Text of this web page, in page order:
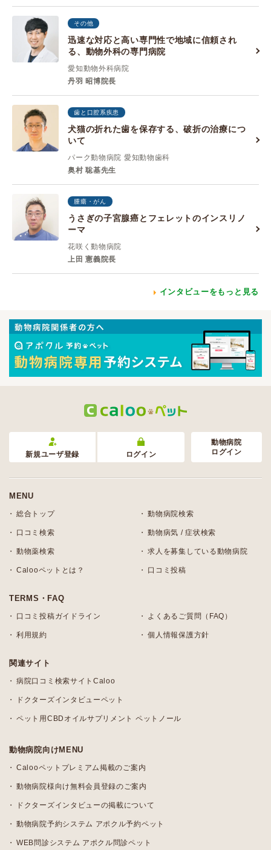
その他
迅速な対応と高い専門性で地域に信頼され
る、動物外科の専門病院
愛知動物外科病院
丹羽 昭博院長
歯と口腔系疾患
犬猫の折れた歯を保存する、破折の治療につ
いて
パーク動物病院 愛知動物歯科
奥村 聡基先生
腫瘍・がん
うさぎの子宮腺癌とフェレットのインスリノ
ーマ
花咲く動物病院
上田 憲義院長
インタビューをもっと見る
新規ユーザ登録 ログイン
動物病院
ログイン
MENU
総合トップ 動物病院検索
口コミ検索 動物病気 / 症状検索
動物薬検索 求人を募集している動物病院
Calooペットとは？ 口コミ投稿
TERMS・FAQ
口コミ投稿ガイドライン よくあるご質問（FAQ）
利用規約 個人情報保護方針
関連サイト
病院口コミ検索サイトCaloo
ドクターズインタビューペット
ペット用CBDオイルサプリメント ペットノール
動物病院向けMENU
Calooペットプレミアム掲載のご案内
動物病院様向け無料会員登録のご案内
ドクターズインタビューの掲載について
動物病院予約システム アポクル予約ペット
WEB問診システム アポクル問診ペット